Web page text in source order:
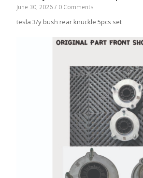
June 30, 2026 / 0 Comments
tesla 3/y bush rear knuckle 5pcs set